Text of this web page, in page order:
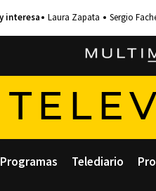
Laura Zapata Sergio
Programas Telediario